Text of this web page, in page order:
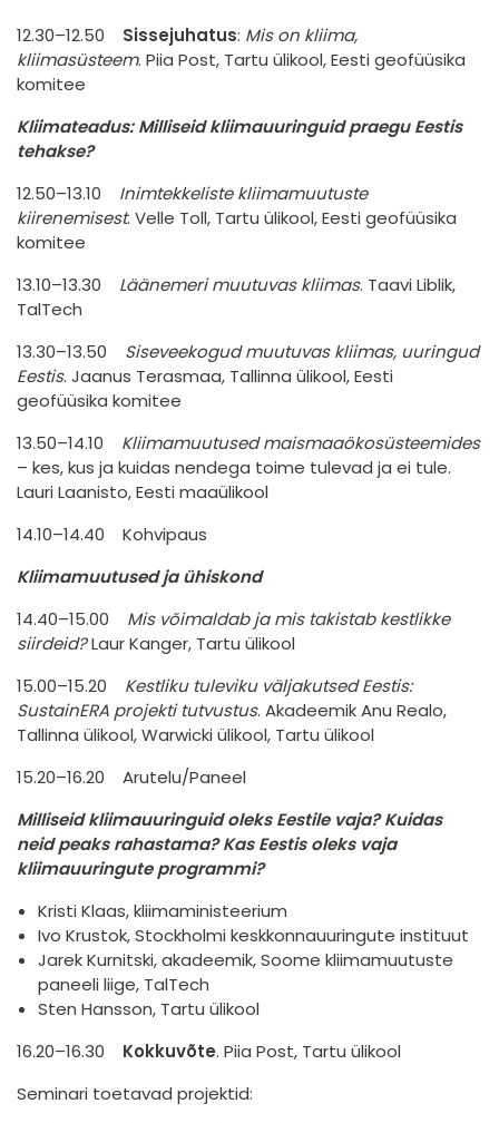
12.30–12.50 Sissejuhatus: Mis on kliima,
kliimasüsteem. Piia Post, Tartu ülikool, Eesti geofüüsika
komitee
Kliimateadus: Milliseid kliimauuringuid praegu Eestis
tehakse?
12.50–13.10 Inimtekkeliste kliimamuutuste
kiirenemisest. Velle Toll, Tartu ülikool, Eesti geofüüsika
komitee
13.10–13.30 Läänemeri muutuvas kliimas. Taavi Liblik,
TalTech
13.30–13.50 Siseveekogud muutuvas kliimas, uuringud
Eestis. Jaanus Terasmaa, Tallinna ülikool, Eesti
geofüüsika komitee
13.50–14.10 Kliimamuutused maismaaökosüsteemides
– kes, kus ja kuidas nendega toime tulevad ja ei tule.
Lauri Laanisto, Eesti maaülikool
14.10–14.40 Kohvipaus
Kliimamuutused ja ühiskond
14.40–15.00 Mis võimaldab ja mis takistab kestlikke
siirdeid?Laur Kanger, Tartu ülikool
15.00–15.20 Kestliku tuleviku väljakutsed Eestis:
SustainERA projekti tutvustus. Akadeemik Anu Realo,
Tallinna ülikool, Warwicki ülikool, Tartu ülikool
15.20–16.20 Arutelu/Paneel
Milliseid kliimauuringuid oleks Eestile vaja? Kuidas
neid peaks rahastama? Kas Eestis oleks vaja
kliimauuringute programmi?
Kristi Klaas, kliimaministeerium
Ivo Krustok, Stockholmi keskkonnauuringute instituut
Jarek Kurnitski, akadeemik, Soome kliimamuutuste
paneeli liige, TalTech
Sten Hansson, Tartu ülikool
16.20–16.30 Kokkuvõte. Piia Post, Tartu ülikool
Seminari toetavad projektid: